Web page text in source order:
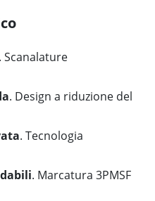
Scanalature
. Design a riduzione del
. Tecnologia
. Marcatura 3PMSF